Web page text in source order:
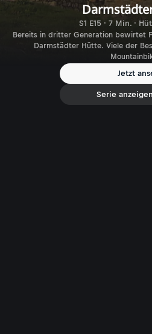
S1 E15 · 7 Min. ·
Bereits in dritter Generation bewirtet
Darmstädter Hütte. Viele der
Jetzt
Serie anzeigen